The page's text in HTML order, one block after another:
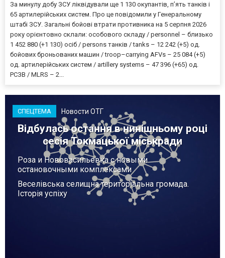
За минулу добу ЗСУ ліквідували ще 1 130 окупантів, пʼять танків і
65 артилерійських систем. Про це повідомили у Генеральному
штабі ЗСУ. Загальні бойові втрати противника на 5 серпня 2026
року орієнтовно склали: особового складу / personnel – близько
1 452 880 (+1 130) осіб / persons танків / tanks – 12 242 (+5) од.
бойових броньованих машин / troop–carrying AFVs – 25 084 (+5)
од. артилерійських систем / artillery systems – 47 396 (+65) од.
РСЗВ / MLRS – 2...
СПЕЦТЕМА Новости ОТГ
Відбулась остання в нинішньому році
сесія Токмацької міськради
Роза и Нововасильевка с новыми
остановочными комплексами
Веселівська селищна територіальна громада.
Історія успіху